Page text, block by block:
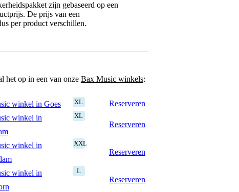
zijn gebaseerd op een
De prijs van een
per product verschillen.
het op in een van onze Bax Music winkels:
winkel in Goes XL
Reserveren
winkel in
XL
Reserveren
winkel in
XXL
Reserveren
winkel in
L
Reserveren